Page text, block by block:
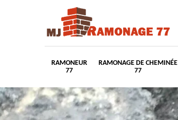
RAMONEUR
77
RAMONAGE DE CHEMINÉE
77